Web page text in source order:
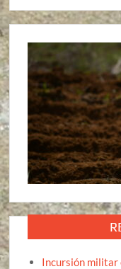
Incursión militar